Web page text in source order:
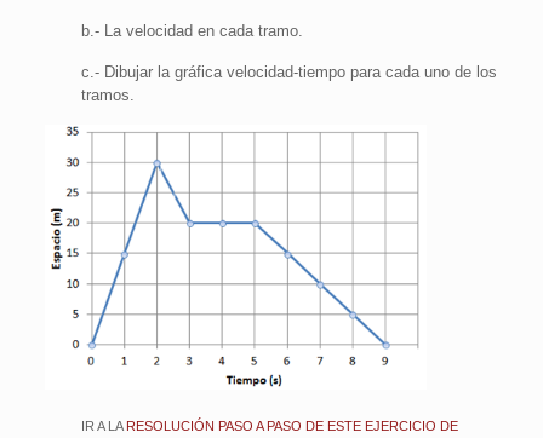
b.- La velocidad en cada tramo.
c.- Dibujar la gráfica velocidad-tiempo para cada uno de los
tramos.
IR A LA RESOLUCIÓN PASO A PASO DE ESTE EJERCICIO DE